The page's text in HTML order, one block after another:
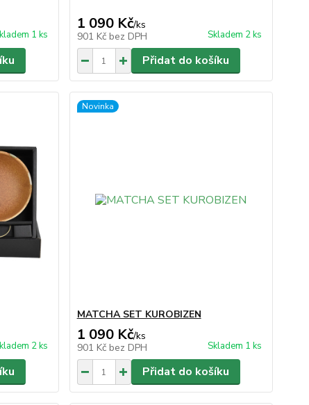
1 ks
1 090 Kč/ks
901 Kč bez DPH Skladem 2 ks
Přidat do košíku
2 ks
Novinka
MATCHA SET KUROBIZEN
1 090 Kč/ks
901 Kč bez DPH Skladem 1 ks
Přidat do košíku